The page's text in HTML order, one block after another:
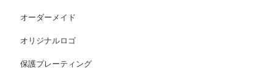
オーダーメイド
オリジナルロゴ
保護プレーティング